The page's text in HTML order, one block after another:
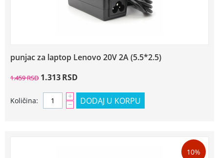
punjac za laptop Lenovo 20V 2A (5.5*2.5)
1.459RSD 1.313RSD
Količina: +
− DODAJ U KORPU
10%